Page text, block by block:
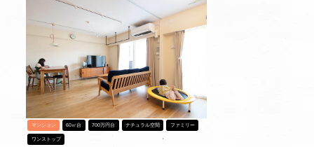
マンション 60㎡台 700万円台 ナチュラル空間 ファミリー
ワンストップ